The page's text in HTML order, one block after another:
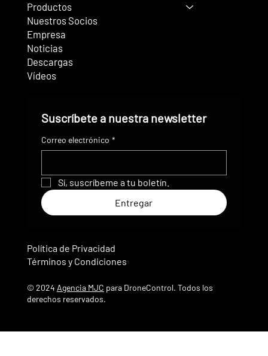
Productos
Nuestros Socios
Empresa
Noticias
Descargas
Vídeos
Suscríbete a nuestra newsletter
Correo electrónico *
Sí, suscríbeme a tu boletín.
Entregar
© 2024 Agencia MJC para DroneControl. Todos los
derechos reservados.
Términos y Condiciones
Política de Privacidad